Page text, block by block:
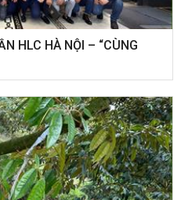
HLC HÀ NỘI – “CÙNG